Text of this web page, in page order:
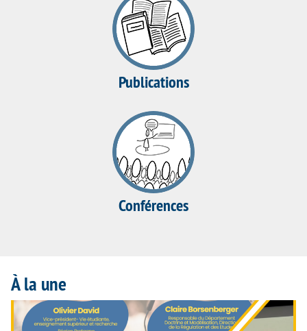
Publications
Conférences
À la une